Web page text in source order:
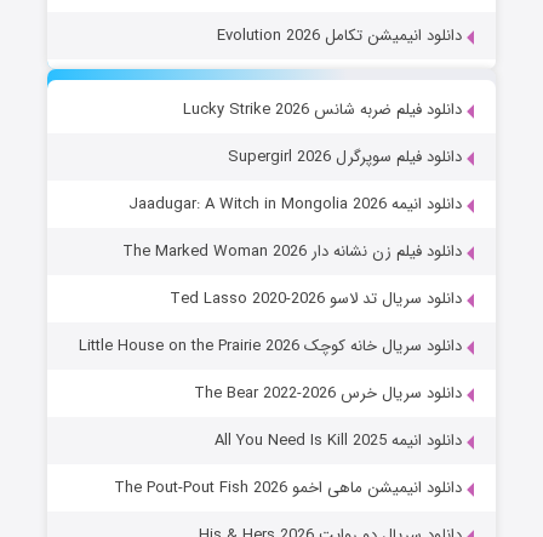
دانلود انیمیشن تکامل Evolution 2026
دانلود فیلم ضربه شانس Lucky Strike 2026
دانلود فیلم سوپرگرل Supergirl 2026
دانلود انیمه Jaadugar: A Witch in Mongolia 2026
دانلود فیلم زن نشانه دار The Marked Woman 2026
دانلود سریال تد لاسو Ted Lasso 2020-2026
دانلود سریال خانه کوچک Little House on the Prairie 2026
دانلود سریال خرس The Bear 2022-2026
دانلود انیمه All You Need Is Kill 2025
دانلود انیمیشن ماهی اخمو The Pout-Pout Fish 2026